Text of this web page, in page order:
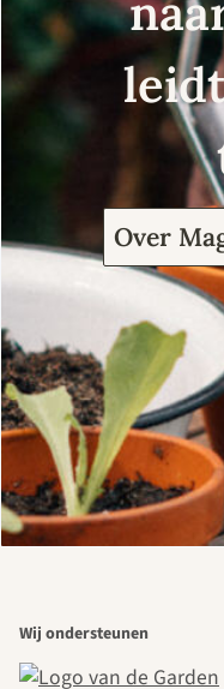
Over
Wij ondersteunen